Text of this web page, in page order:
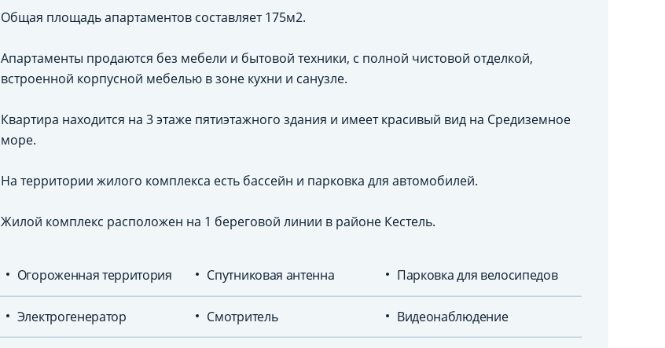
Общая площадь апартаментов составляет 175м2.
Апартаменты продаются без мебели и бытовой техники, с полной чистовой отделкой,
встроенной корпусной мебелью в зоне кухни и санузле.
Квартира находится на 3 этаже пятиэтажного здания и имеет красивый вид на Средиземное
море.
На территории жилого комплекса есть бассейн и парковка для автомобилей.
Жилой комплекс расположен на 1 береговой линии в районе Кестель.
Огороженная территория Спутниковая антенна Парковка для велосипедов
Электрогенератор Смотритель Видеонаблюдение